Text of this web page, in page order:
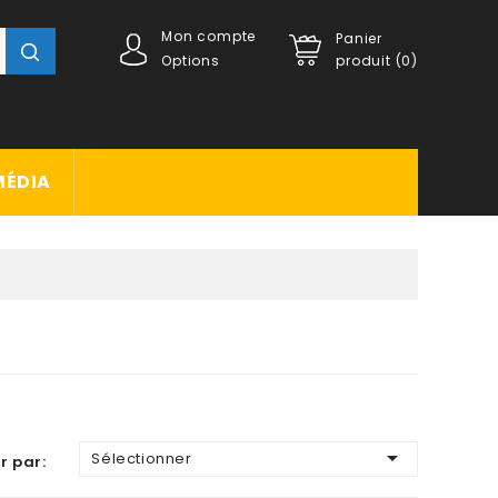
Panier
produit (0)
Mon compte
Options
par: Sélectionner 